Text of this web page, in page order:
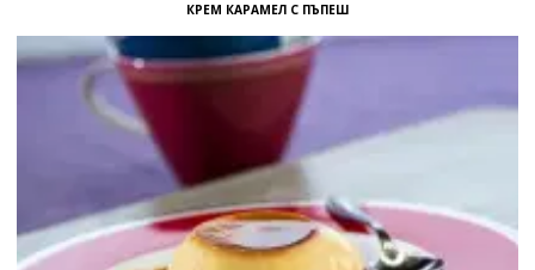
КРЕМ КАРАМЕЛ С ПЪПЕШ